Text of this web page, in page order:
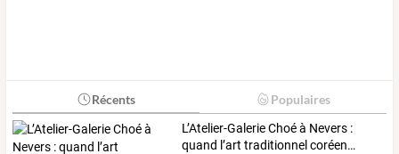
Récents Populaires
L’Atelier-GalerieChoéà Nevers :
quand l’art traditionnel coréen…